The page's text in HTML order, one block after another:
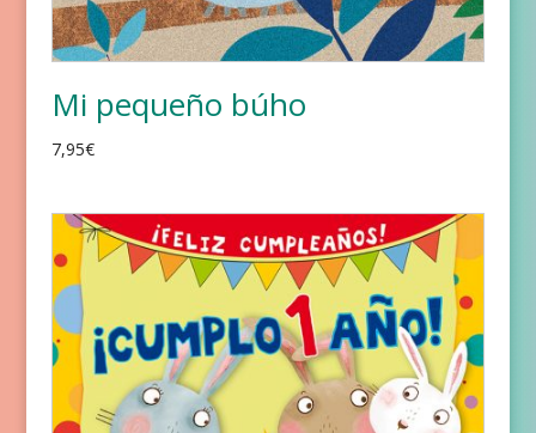
Mi pequeño búho
7,95€